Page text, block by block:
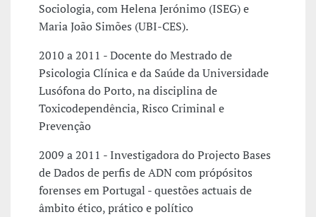
Sociologia, com Helena Jerónimo (ISEG) e
Maria João Simões (UBI-CES).
2010 a 2011 - Docente do Mestrado de
Psicologia Clínica e da Saúde da Universidade
Lusófona do Porto, na disciplina de
Toxicodependência, Risco Criminal e
Prevenção
2009 a 2011 - Investigadora do Projecto Bases
de Dados de perfis de ADN com própósitos
forenses em Portugal - questões actuais de
âmbito ético, prático e político